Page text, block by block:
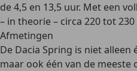
de 4,5 en 13,5 uur. Met een
– in theorie – circa 220 tot
Afmetingen
De Dacia Spring is niet alleen
maar ook één van de meeste